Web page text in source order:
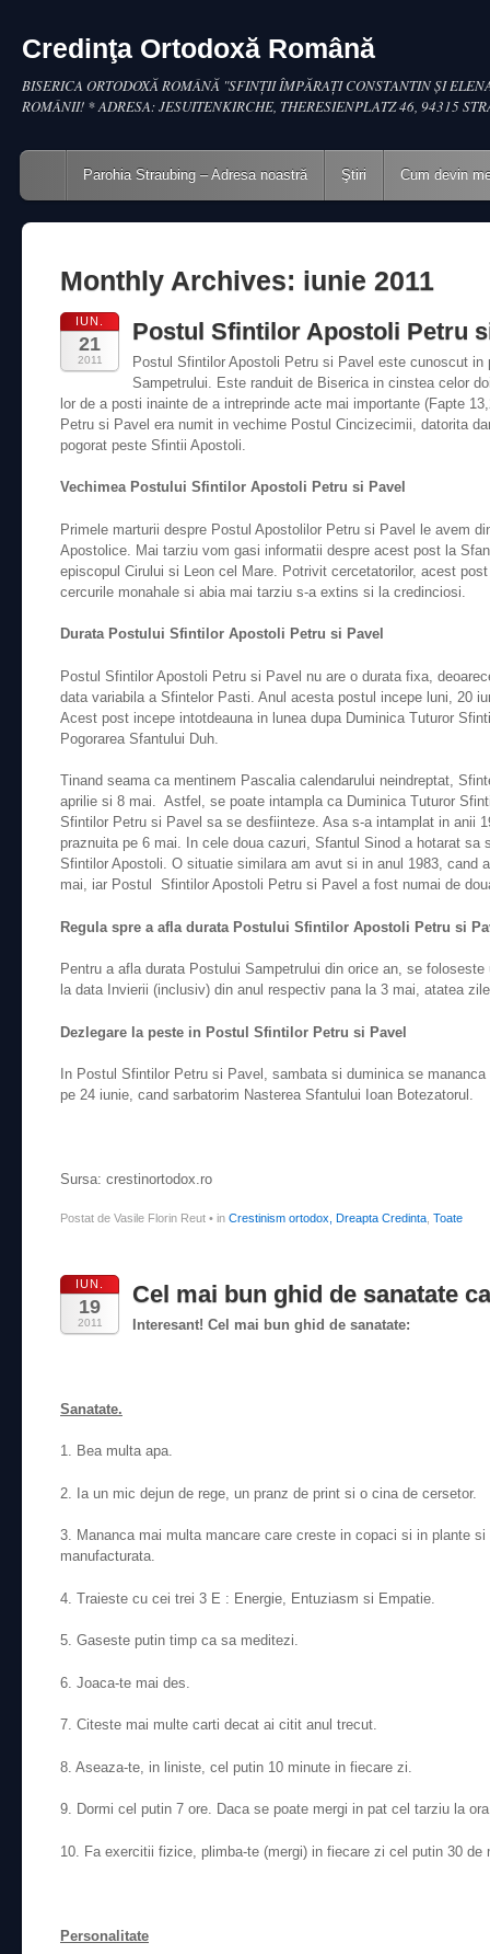
Credinţa Ortodoxă Română
BISERICA ORTODOXĂ ROMÂNĂ "SFINŢII ÎMPĂRAŢI CONSTANTIN ŞI
ROMÂNII! * ADRESA: JESUITENKIRCHE, THERESIENPLATZ 46, 94315
Main menu
Skip to content
Parohia Straubing – Adresa noastră Ştiri Cum devin
Monthly Archives: iunie 2011
IUN.
21
2011
Postul Sfintilor Apostoli Petru
Postul Sfintilor Apostoli Petru si Pavel este cunoscut in
Sampetrului. Este randuit de Biserica in cinstea celor
lor de a posti inainte de a intreprinde acte mai importante (Fapte
Petru si Pavel era numit in vechime Postul Cincizecimii, datorita
pogorat peste Sfintii Apostoli.
Vechimea Postului Sfintilor Apostoli Petru si Pavel
Primele marturii despre Postul Apostolilor Petru si Pavel le avem
Apostolice. Mai tarziu vom gasi informatii despre acest post la
episcopul Cirului si Leon cel Mare. Potrivit cercetatorilor, acest
cercurile monahale si abia mai tarziu s-a extins si la credinciosi.
Durata Postului Sfintilor Apostoli Petru si Pavel
Postul Sfintilor Apostoli Petru si Pavel nu are o durata fixa,
data variabila a Sfintelor Pasti. Anul acesta postul incepe luni, 20
Acest post incepe intotdeauna in lunea dupa Duminica Tuturor
Pogorarea Sfantului Duh.
Tinand seama ca mentinem Pascalia calendarului neindreptat,
aprilie si 8 mai. Astfel, se poate intampla ca Duminica Tuturor
Sfintilor Petru si Pavel sa se desfiinteze. Asa s-a intamplat in anii
praznuita pe 6 mai. In cele doua cazuri, Sfantul Sinod a hotarat sa
Sfintilor Apostoli. O situatie similara am avut si in anul 1983, cand
mai, iar Postul Sfintilor Apostoli Petru si Pavel a fost numai de
Regula spre a afla durata Postului Sfintilor Apostoli Petru si
Pentru a afla durata Postului Sampetrului din orice an, se
la data Invierii (inclusiv) din anul respectiv pana la 3 mai, atatea
Dezlegare la peste in Postul Sfintilor Petru si Pavel
In Postul Sfintilor Petru si Pavel, sambata si duminica se
pe 24 iunie, cand sarbatorim Nasterea Sfantului Ioan Botezatorul.
Sursa: crestinortodox.ro
Postat de Vasile Florin Reut • in Crestinism ortodox, Dreapta Credinta Toate
IUN.
19
2011
Cel mai bun ghid de sanatate
Interesant! Cel mai bun ghid de sanatate:
Sanatate.
1. Bea multa apa.
2. Ia un mic dejun de rege, un pranz de print si o cina de cersetor.
3. Mananca mai multa mancare care creste in copaci si in plante
manufacturata.
4. Traieste cu cei trei 3 E : Energie, Entuziasm si Empatie.
5. Gaseste putin timp ca sa meditezi.
6. Joaca-te mai des.
7. Citeste mai multe carti decat ai citit anul trecut.
8. Aseaza-te, in liniste, cel putin 10 minute in fiecare zi.
9. Dormi cel putin 7 ore. Daca se poate mergi in pat cel tarziu la
10. Fa exercitii fizice, plimba-te (mergi) in fiecare zi cel putin 30 de
Personalitate